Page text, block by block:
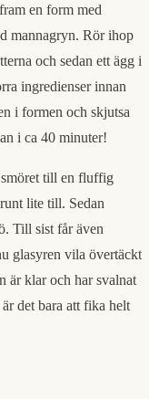
en form med
mannagryn. Rör ihop
och sedan ett ägg i
ingredienser innan
i formen och skjutsa
i ca 40 minuter!
till en fluffig
lite till. Sedan
Till sist får även
glasyren vila övertäckt
är klar och har svalnat
det bara att fika helt